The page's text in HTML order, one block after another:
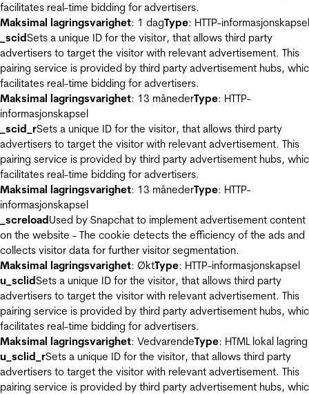
facilitates real-time bidding for advertisers.
Maksimal lagringsvarighet: 1 dagType: HTTP-informasjonskapsel
_scidSets a unique ID for the visitor, that allows third party
advertisers to target the visitor with relevant advertisement. This
pairing service is provided by third party advertisement hubs,
facilitates real-time bidding for advertisers.
Maksimal lagringsvarighet: 13 månederType: HTTP-
informasjonskapsel
_scid_rSets a unique ID for the visitor, that allows third party
advertisers to target the visitor with relevant advertisement. This
pairing service is provided by third party advertisement hubs,
facilitates real-time bidding for advertisers.
Maksimal lagringsvarighet: 13 månederType: HTTP-
informasjonskapsel
_screloadUsed by Snapchat to implement advertisement content
on the website - The cookie detects the efficiency of the ads and
collects visitor data for further visitor segmentation.
Maksimal lagringsvarighet: ØktType: HTTP-informasjonskapsel
u_sclidSets a unique ID for the visitor, that allows third party
advertisers to target the visitor with relevant advertisement. This
pairing service is provided by third party advertisement hubs,
facilitates real-time bidding for advertisers.
Maksimal lagringsvarighet: VedvarendeType: HTML lokal lagring
u_sclid_rSets a unique ID for the visitor, that allows third party
advertisers to target the visitor with relevant advertisement. This
pairing service is provided by third party advertisement hubs,